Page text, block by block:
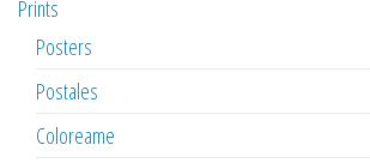
Prints
Posters
Postales
Coloreame